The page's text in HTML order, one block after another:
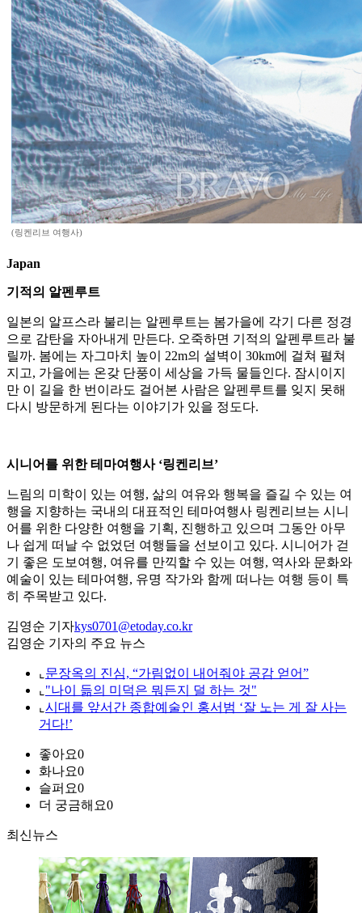
(링켄리브 여행사)
Japan
기적의 알펜루트
일본의 알프스라 불리는 알펜루트는 봄가을에 각기 다른 정경
으로 감탄을 자아내게 만든다. 오죽하면 기적의 알펜루트라 불
릴까. 봄에는 자그마치 높이 22m의 설벽이 30km에 걸쳐 펼쳐
지고, 가을에는 온갖 단풍이 세상을 가득 물들인다. 잠시이지
만 이 길을 한 번이라도 걸어본 사람은 알펜루트를 잊지 못해
다시 방문하게 된다는 이야기가 있을 정도다.
시니어를 위한 테마여행사 ‘링켄리브’
느림의 미학이 있는 여행, 삶의 여유와 행복을 즐길 수 있는 여
행을 지향하는 국내의 대표적인 테마여행사 링켄리브는 시니
어를 위한 다양한 여행을 기획, 진행하고 있으며 그동안 아무
나 쉽게 떠날 수 없었던 여행들을 선보이고 있다. 시니어가 걷
기 좋은 도보여행, 여유를 만끽할 수 있는 여행, 역사와 문화와
예술이 있는 테마여행, 유명 작가와 함께 떠나는 여행 등이 특
히 주목받고 있다.
김영순 기자kys0701@etoday.co.kr
김영순 기자의 주요 뉴스
⌞ 문장옥의 진심, “가림없이 내어줘야 공감 얻어”
⌞ "나이 듦의 미덕은 뭐든지 덜 하는 것"
⌞ 시대를 앞서간 종합예술인 홍서범 ‘잘 노는 게 잘 사는
거다!’
좋아요0
화나요0
슬퍼요0
더 궁금해요0
최신뉴스